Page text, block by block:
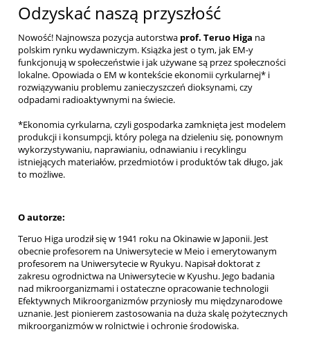
Odzyskać naszą przyszłość
Nowość! Najnowsza pozycja autorstwa prof. Teruo Higa na
polskim rynku wydawniczym. Książka jest o tym, jak EM-y
funkcjonują w społeczeństwie i jak używane są przez społeczności
lokalne. Opowiada o EM w kontekście ekonomii cyrkularnej* i
rozwiązywaniu problemu zanieczyszczeń dioksynami, czy
odpadami radioaktywnymi na świecie.
*Ekonomia cyrkularna, czyli gospodarka zamknięta jest modelem
produkcji i konsumpcji, który polega na dzieleniu się, ponownym
wykorzystywaniu, naprawianiu, odnawianiu i recyklingu
istniejących materiałów, przedmiotów i produktów tak długo, jak
to możliwe.
O autorze:
Teruo Higa urodził się w 1941 roku na Okinawie w Japonii. Jest
obecnie profesorem na Uniwersytecie w Meio i emerytowanym
profesorem na Uniwersytecie w Ryukyu. Napisał doktorat z
zakresu ogrodnictwa na Uniwersytecie w Kyushu. Jego badania
nad mikroorganizmami i ostateczne opracowanie technologii
Efektywnych Mikroorganizmów przyniosły mu międzynarodowe
uznanie. Jest pionierem zastosowania na duża skalę pożytecznych
mikroorganizmów w rolnictwie i ochronie środowiska.